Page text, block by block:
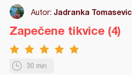
Autor: Jadranka Tomasevic
30 min
Zapečene tikvice (4)